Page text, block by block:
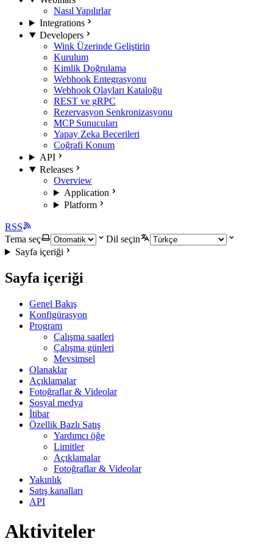
Nasıl Yapılırlar
Integrations
Developers
Wink Üzerinde Geliştirin
Kurulum
Kimlik Doğrulama
Webhook Entegrasyonu
Webhook Olayları Kataloğu
REST ve gRPC
Rezervasyon Senkronizasyonu
MCP Sunucuları
Yapay Zeka Becerileri
Coğrafi Konum
API
Releases
Overview
Application
Platform
RSS
Tema seç
Dil seçin
Sayfa içeriği
Sayfa içeriği
Genel Bakış
Konfigürasyon
Program
Çalışma saatleri
Çalışma günleri
Mevsimsel
Olanaklar
Açıklamalar
Fotoğraflar & Videolar
Sosyal medya
İtibar
Özellik Bazlı Satış
Yardımcı öğe
Limitler
Açıklamalar
Fotoğraflar & Videolar
Yakınlık
Satış kanalları
API
Aktiviteler